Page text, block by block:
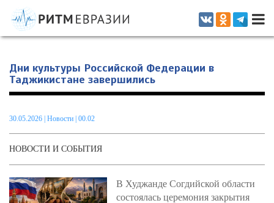
Информационно-аналитическое издание, посвященное актуальным
проблемам интеграции на постсоветском пространстве
Дни культуры Российской Федерации в
Таджикистане завершились
30.05.2026 Новости | 00.02
НОВОСТИ И СОБЫТИЯ
В Худжанде Согдийской области
состоялась церемония закрытия